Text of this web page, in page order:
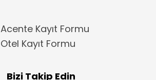
Acente Kayıt Formu
Otel Kayıt Formu
Bizi Takip Edin